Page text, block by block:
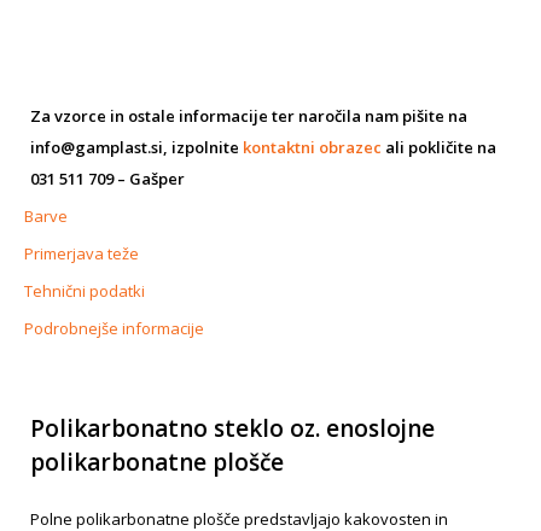
Za vzorce in ostale informacije ter naročila nam pišite na
info@gamplast.si, izpolnite kontaktni obrazec ali pokličite na
031 511 709 – Gašper
Barve
Primerjava teže
Tehnični podatki
Podrobnejše informacije
Polikarbonatno steklo oz. enoslojne
polikarbonatne plošče
Polne polikarbonatne plošče predstavljajo kakovosten in